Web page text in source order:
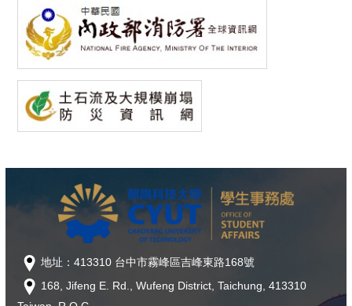
地址：413310 台中市霧峰區吉峰東路168號
168, Jifeng E. Rd., Wufeng District, Taichung, 413310